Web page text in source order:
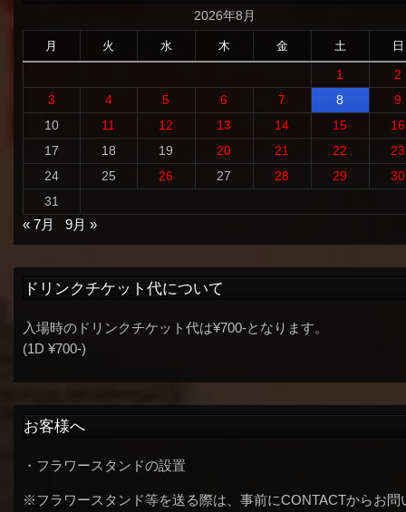
2026年8月
月 火 水 木 金 土 日
1
2
3
4 5 6 7 8
9
10
11 12 13 14 15
16
17
18 19 20 21 22
23
24
25 26 27 28 29
30
31
« 7月
9月 »
ドリンクチケット代について
入場時のドリンクチケット代は¥700-となります。
(1D ¥700-)
お客様へ
・フラワースタンドの設置
※フラワースタンド等を送る際は、事前にCONTACTからお問